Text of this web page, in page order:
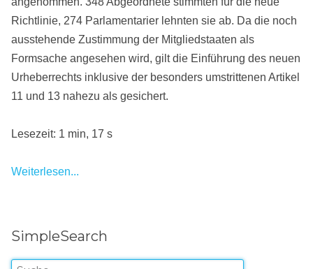
Richtlinie, 274 Parlamentarier lehnten sie ab. Da die noch
ausstehende Zustimmung der Mitgliedstaaten als
Formsache angesehen wird, gilt die Einführung des neuen
Urheberrechts inklusive der besonders umstrittenen Artikel
11 und 13 nahezu als gesichert.
Lesezeit: 1 min, 17 s
Weiterlesen...
SimpleSearch